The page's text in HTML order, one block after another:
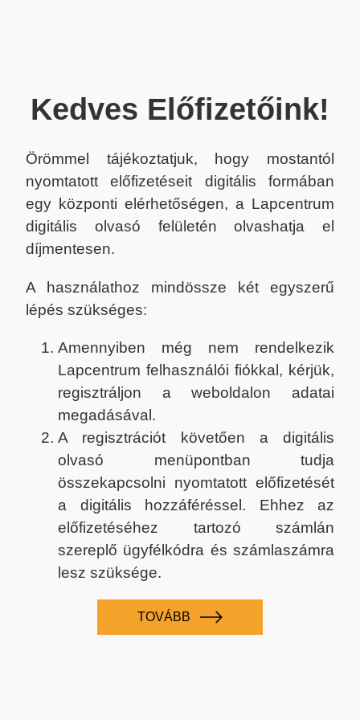
Kedves Előfizetőink!
Örömmel tájékoztatjuk, hogy mostantól
nyomtatott előfizetéseit digitális formában
egy központi elérhetőségen, a Lapcentrum
digitális olvasó felületén olvashatja el
díjmentesen.
A használathoz mindössze két egyszerű
lépés szükséges:
Amennyiben még nem rendelkezik
Lapcentrum felhasználói fiókkal, kérjük,
regisztráljon a weboldalon adatai
megadásával.
A regisztrációt követően a digitális
olvasó menüpontban tudja
összekapcsolni nyomtatott előfizetését
a digitális hozzáféréssel. Ehhez az
előfizetéséhez tartozó számlán
szereplő ügyfélkódra és számlaszámra
lesz szüksége.
TOVÁBB